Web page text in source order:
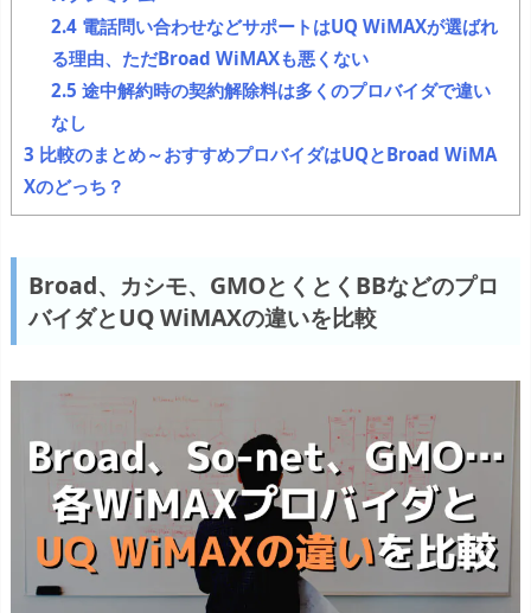
2.4電話問い合わせなどサポートはUQ WiMAXが選ばれ
る理由、ただBroad WiMAXも悪くない
2.5 途中解約時の契約解除料は多くのプロバイダで違い
なし
3 比較のまとめ～おすすめプロバイダはUQとBroad WiMA
Xのどっち？
Broad、カシモ、GMOとくとくBBなどのプロ
バイダとUQ WiMAXの違いを比較